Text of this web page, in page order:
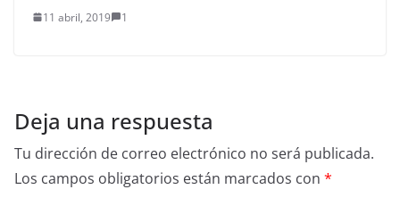
11 abril, 2019 1
Deja una respuesta
Tu dirección de correo electrónico no será publicada.
Los campos obligatorios están marcados con *